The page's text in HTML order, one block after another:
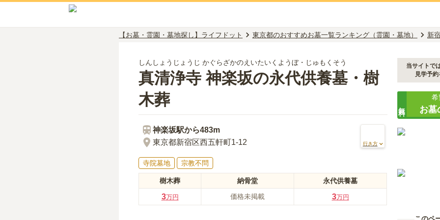
【お墓・霊園・墓地探し】ライフドット 東京都のおすすめお墓一覧ランキング（霊園・墓地） 新
しんしょうじょうじ かぐらざかのえいたいくようぼ・じゅもくそう
真清浄寺 神楽坂の永代供養墓・樹
木葬
神楽坂駅から483m
東京都新宿区西五軒町1-12
行き方
寺院墓地 宗教不問
樹木葬 納骨堂 永代供養墓
3万円 価格未掲載 3万円
当サイトで
見学予
希
お墓